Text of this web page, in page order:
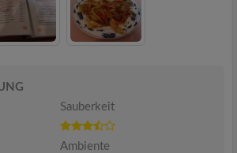
Sauberkeit
Ambiente